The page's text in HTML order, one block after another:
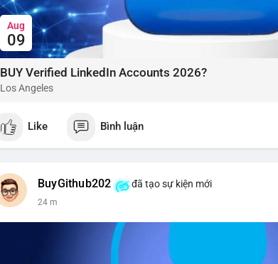
Aug
09
BUY Verified LinkedIn Accounts 2026?
Los Angeles
Like Bình luận
BuyGithub202 đã tạo sự kiện mới
24 m